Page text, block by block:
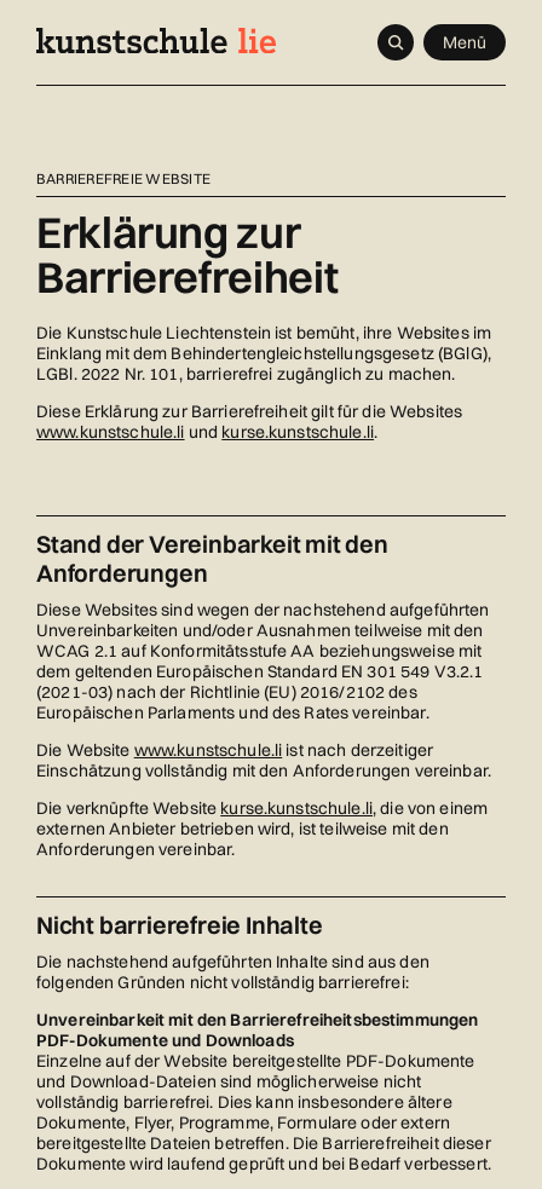
Navigieren
Seitenkontext Menü
BARRIEREFREIE WEBSITE
Erklärung zur
Barrierefreiheit
Die Kunstschule Liechtenstein ist bemüht, ihre Websites im
Einklang mit dem Behindertengleichstellungsgesetz (BGlG),
LGBl. 2022 Nr. 101, barrierefrei zugänglich zu machen.
Diese Erklärung zur Barrierefreiheit gilt für die Websites
www.kunstschule.li und kurse.kunstschule.li.
Stand der Vereinbarkeit mit den
Anforderungen
Diese Websites sind wegen der nachstehend aufgeführten
Unvereinbarkeiten und/oder Ausnahmen teilweise mit den
WCAG 2.1 auf Konformitätsstufe AA beziehungsweise mit
dem geltenden Europäischen Standard EN 301 549 V3.2.1
(2021-03) nach der Richtlinie (EU) 2016/2102 des
Europäischen Parlaments und des Rates vereinbar.
Die Website www.kunstschule.li ist nach derzeitiger
Einschätzung vollständig mit den Anforderungen vereinbar.
Die verknüpfte Website kurse.kunstschule.li, die von einem
externen Anbieter betrieben wird, ist teilweise mit den
Anforderungen vereinbar.
Nicht barrierefreie Inhalte
Die nachstehend aufgeführten Inhalte sind aus den
folgenden Gründen nicht vollständig barrierefrei:
Unvereinbarkeit mit den Barrierefreiheitsbestimmungen
PDF-Dokumente und Downloads
Einzelne auf der Website bereitgestellte PDF-Dokumente
und Download-Dateien sind möglicherweise nicht
vollständig barrierefrei. Dies kann insbesondere ältere
Dokumente, Flyer, Programme, Formulare oder extern
bereitgestellte Dateien betreffen. Die Barrierefreiheit dieser
Dokumente wird laufend geprüft und bei Bedarf verbessert.